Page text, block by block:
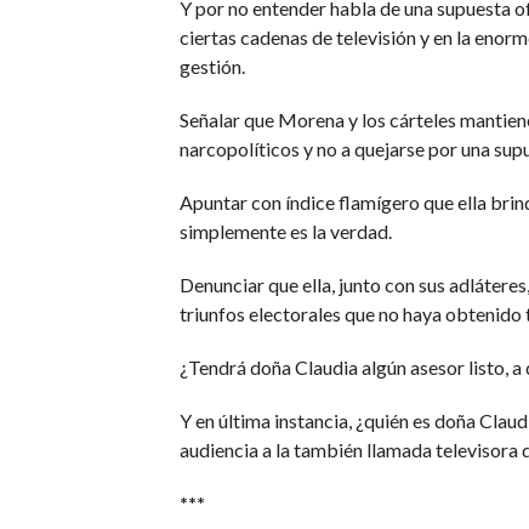
Y por no entender habla de una supuesta
ciertas cadenas de televisión y en la
gestión.
Señalar que Morena y los cárteles
narcopolíticos y no a quejarse por una
Apuntar con índice flamígero que ella
simplemente es la verdad.
Denunciar que ella, junto con sus
triunfos electorales que no haya obtenido
¿Tendrá doña Claudia algún asesor listo,
Y en última instancia, ¿quién es doña
audiencia a la también llamada televisora
***